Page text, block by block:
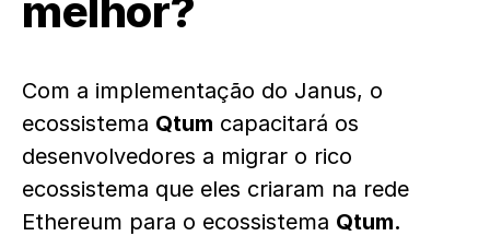
melhor?
Com a implementação do Janus, o
ecossistema Qtum capacitará os
desenvolvedores a migrar o rico
ecossistema que eles criaram na rede
Ethereum para o ecossistema Qtum.